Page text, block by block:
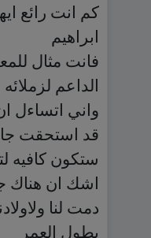
كم انت رائع
ابراهيم
فانت مثال
الداعم
واني اتساءل
قد استحقت
ستكون كافيه
اشك ان هناك
دمت لنا
بطول العمر